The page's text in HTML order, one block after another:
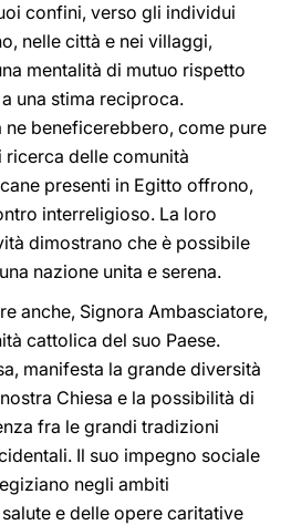
confini, verso gli individui
nelle città e nei villaggi,
mentalità di mutuo rispetto
una stima reciproca.
beneficerebbero, come pure
ricerca delle comunità
presenti in Egitto offrono,
interreligioso. La loro
dimostrano che è possibile
nazione unita e serena.
anche, Signora Ambasciatore,
cattolica del suo Paese.
manifesta la grande diversità
Chiesa e la possibilità di
fra le grandi tradizioni
Il suo impegno sociale
negli ambiti
e delle opere caritative